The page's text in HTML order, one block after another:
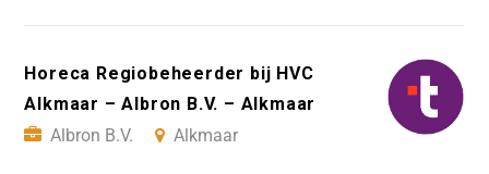
Horeca Regiobeheerder bij HVC
Alkmaar – Albron B.V. – Alkmaar
Albron B.V.
Alkmaar